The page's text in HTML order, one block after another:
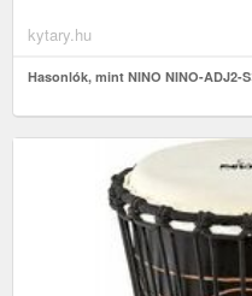
kytary.hu
Hasonlók, mint NINO NINO-ADJ2-S